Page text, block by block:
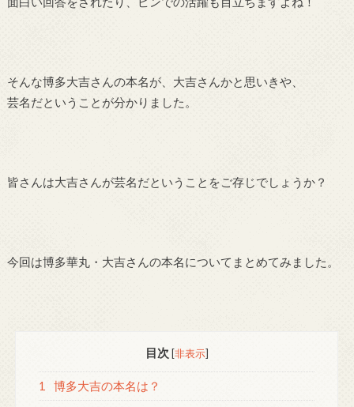
そんな博多大吉さんの本名が、大吉さんかと思いきや、
芸名だということが分かりました。
皆さんは大吉さんが芸名だということをご存じでしょうか？
今回は博多華丸・大吉さんの本名についてまとめてみました。
目次 [非表示]
1 博多大吉の本名は？